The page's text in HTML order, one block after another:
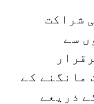
شراکت
سے
مانگنے کے
ذریعے